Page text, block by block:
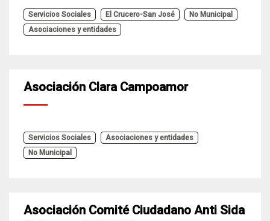
Servicios Sociales El Crucero-San José
No Municipal
Asociaciones y entidades
Asociación Clara Campoamor
Servicios Sociales
Asociaciones y entidades
No Municipal
Asociación Comité Ciudadano Anti Sida